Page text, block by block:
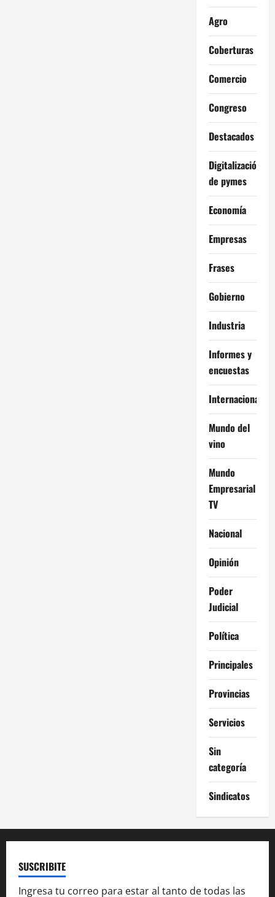
Agro
Coberturas
Comercio
Congreso
Destacados
Digitalización
de pymes
Economía
Empresas
Frases
Gobierno
Industria
Informes y
encuestas
Internacional
Mundo del
vino
Mundo
Empresarial
TV
Nacional
Opinión
Poder
Judicial
Política
Principales
Provincias
Servicios
Sin
categoría
Sindicatos
SUSCRIBITE
Ingresa tu correo para estar al tanto de todas las